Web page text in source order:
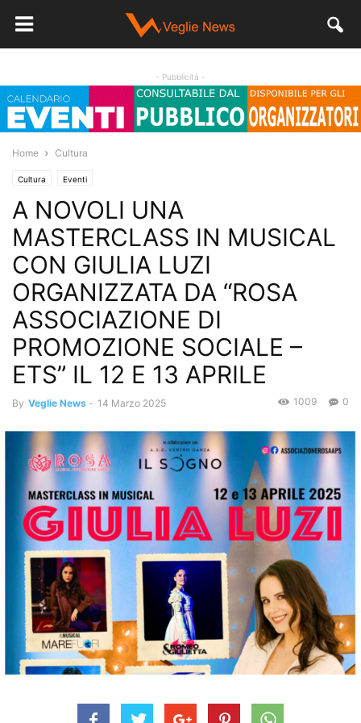
- Pubblicità -
Home Cultura
Cultura Eventi
A NOVOLI UNA
MASTERCLASS IN MUSICAL
CON GIULIA LUZI
ORGANIZZATA DA “ROSA
ASSOCIAZIONE DI
PROMOZIONE SOCIALE –
ETS” IL 12 E 13 APRILE
By Veglie News - 14 Marzo 2025 0
1009